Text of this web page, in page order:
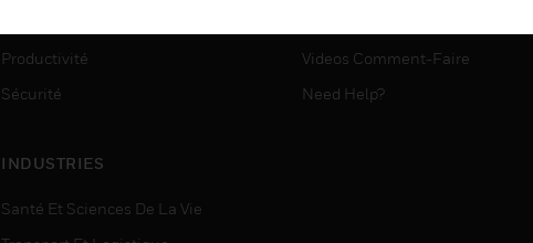
Productivité
Sécurité
INDUSTRIES
Santé Et Sciences De La Vie
Videos Comment-Faire
Need Help?